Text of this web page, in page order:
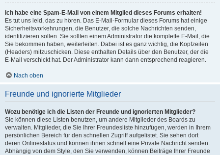
Ich habe eine Spam-E-Mail von einem Mitglied dieses Forums erhalten!
Es tut uns leid, das zu hören. Das E-Mail-Formular dieses Forums hat einige
Sicherheitsvorkehrungen, die Benutzer, die solche Nachrichten senden,
identifizieren sollen. Sie sollten einem Administrator die komplette E-Mail, die
Sie bekommen haben, weiterleiten. Dabei ist es ganz wichtig, die Kopfzeilen
(Headers) mitzuschicken. Diese enthalten Details über den Benutzer, der die
E-Mail verschickt hat. Der Administrator kann dann entsprechend reagieren.
Nach oben
Freunde und ignorierte Mitglieder
Wozu benötige ich die Listen der Freunde und ignorierten Mitglieder?
Sie können diese Listen benutzen, um andere Mitglieder des Boards zu
verwalten. Mitglieder, die Sie Ihrer Freundesliste hinzufügen, werden in Ihrem
persönlichen Bereich für den schnellen Zugriff aufgelistet. Sie sehen dort
deren Onlinestatus und können ihnen schnell eine Private Nachricht senden.
Abhängig von dem Style, den Sie verwenden, können Beiträge Ihrer Freunde